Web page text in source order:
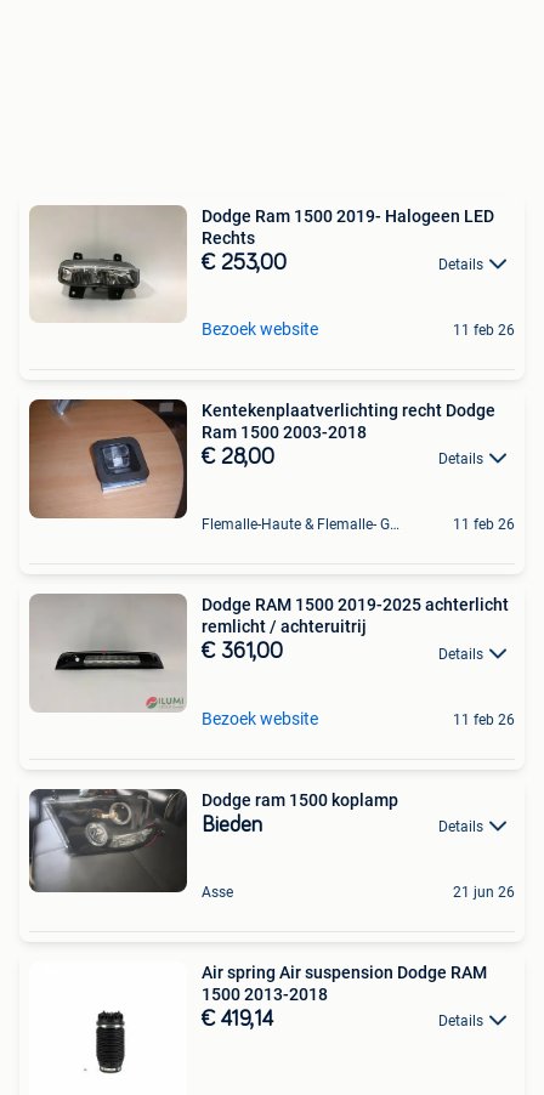
Dodge Ram 1500 2019- Halogeen LED
Rechts
€ 253,00 Details
Bezoek website 11 feb 26
Kentekenplaatverlichting recht Dodge
Ram 1500 2003-2018
€ 28,00 Details
Flemalle-Haute & Flemalle- Grande & Partie Awirs 11 feb 26
Dodge RAM 1500 2019-2025 achterlicht
remlicht / achteruitrij
€ 361,00 Details
Bezoek website 11 feb 26
Dodge ram 1500 koplamp
Bieden Details
Asse 21 jun 26
Air spring Air suspension Dodge RAM
1500 2013-2018
€ 419,14 Details